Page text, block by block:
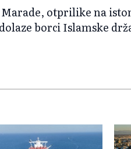
otprilike na
borci Islamske